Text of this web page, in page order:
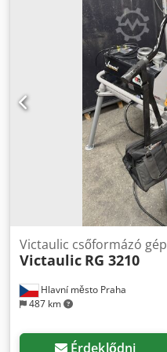
Hlavní město Praha
487 km
Victaulic csőformázó gép
Victaulic RG 3210
Érdeklődni